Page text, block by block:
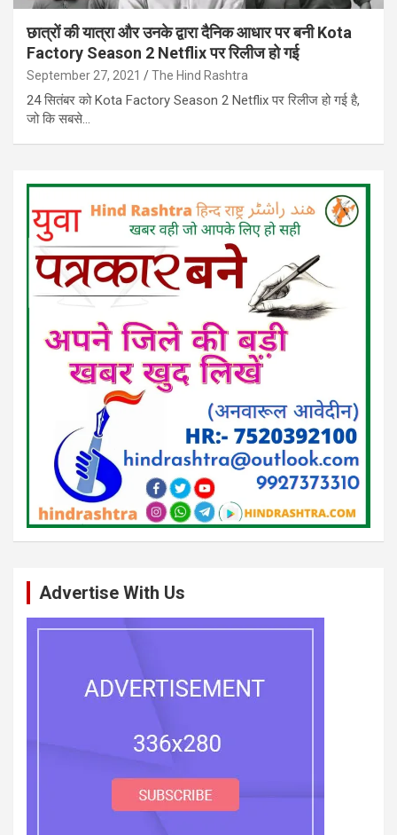
छात्रों की यात्रा और उनके द्वारा दैनिक आधार पर बनी Kota
Factory Season 2 Netflix पर रिलीज हो गई
September 27, 2021 The Hind Rashtra
24 सितंबर को Kota Factory Season 2 Netflix पर रिलीज हो गई है,
जो कि सबसे…
Advertise With Us